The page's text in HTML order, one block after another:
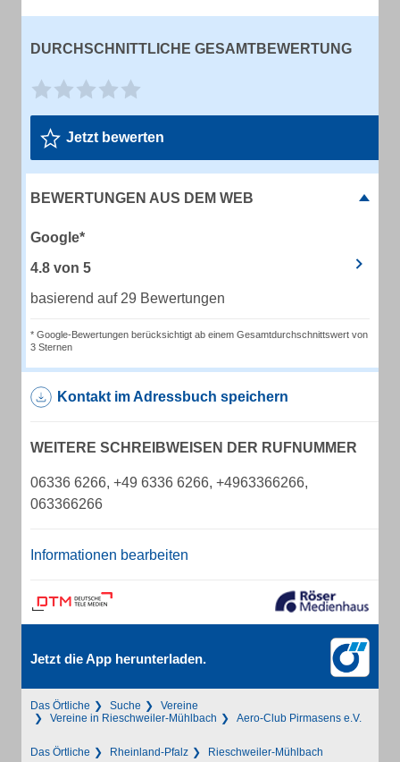
DURCHSCHNITTLICHE GESAMTBEWERTUNG
Jetzt bewerten
BEWERTUNGEN AUS DEM WEB
Google*
4.8 von 5
basierend auf 29 Bewertungen
* Google-Bewertungen berücksichtigt ab einem Gesamtdurchschnittswert von
3 Sternen
Kontakt im Adressbuch speichern
WEITERE SCHREIBWEISEN DER RUFNUMMER
06336 6266, +49 6336 6266, +4963366266,
063366266
Informationen bearbeiten
Jetzt die App herunterladen.
Das Örtliche Suche
Vereine
Vereine in Rieschweiler-Mühlbach
Aero-Club Pirmasens e.V.
Das Örtliche Rheinland-Pfalz Rieschweiler-Mühlbach